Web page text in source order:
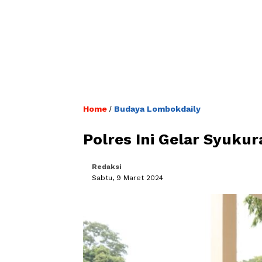
Home / Budaya Lombokdaily
Polres Ini Gelar
Redaksi
Sabtu, 9 Maret 2024